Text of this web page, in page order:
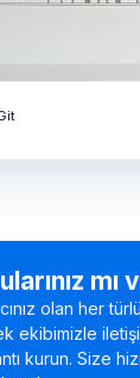
Git
mı
olan her
ekibimizle
kurun. Size